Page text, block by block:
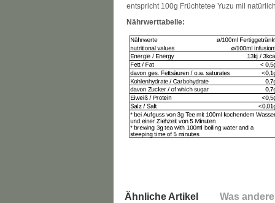
entspricht 100g Früchtetee Yuzu mil
Nährwerttabelle:
Ähnliche Artikel Was